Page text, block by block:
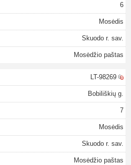
6
Mosėdis
Skuodo r. sav.
Mosėdžio paštas
LT-98269
Bobiliškių g.
7
Mosėdis
Skuodo r. sav.
Mosėdžio paštas